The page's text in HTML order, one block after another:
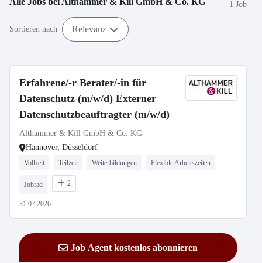
1 Job
Sortieren nach Relevanz
Erfahrene/-r Berater/-in für
Datenschutz (m/w/d) Externer
Datenschutzbeauftragter (m/w/d)
Althammer & Kill GmbH & Co. KG
Hannover, Düsseldorf
Vollzeit Teilzeit Weiterbildungen Flexible Arbeitszeiten
Jobrad 2
31.07.2026
Job Agent kostenlos abonnieren